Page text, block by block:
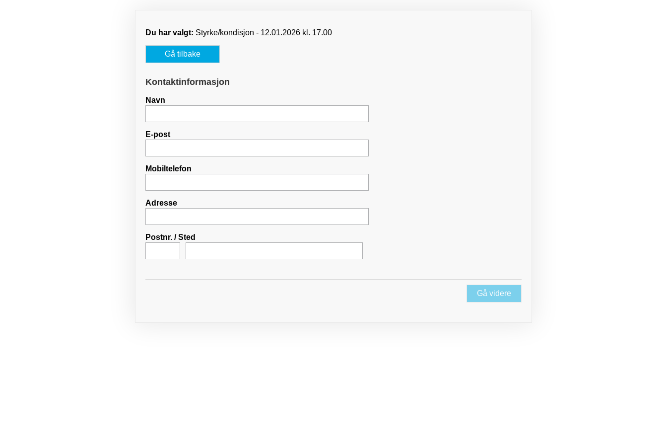
Du har valgt: Styrke/kondisjon - 12.01.2026 kl. 17.00
Gå tilbake
Kontaktinformasjon
Navn
E-post
Mobiltelefon
Adresse
Postnr. /Sted